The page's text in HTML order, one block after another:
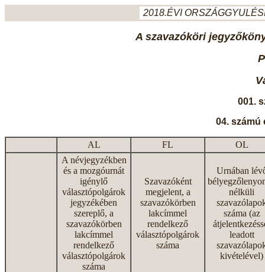
2018.ÉVI
A szavazóköri
001.
04. számú
AL FL
OL
A névjegyzékben
és a mozgóurnát
igénylő
választópolgárok
jegyzékében
szereplő, a
szavazókörben
lakcímmel
rendelkező
választópolgárok
száma
Szavazóként
megjelent, a
szavazókörben
lakcímmel
rendelkező
választópolgárok
száma
Urnában
nélküli
száma (az
leadott
kivételével)